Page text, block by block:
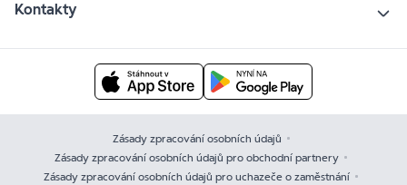
Kontakty
Zásady zpracování osobních údajů
Zásady zpracování osobních údajů pro obchodní partnery
Zásady zpracování osobních údajů pro uchazeče o zaměstnání